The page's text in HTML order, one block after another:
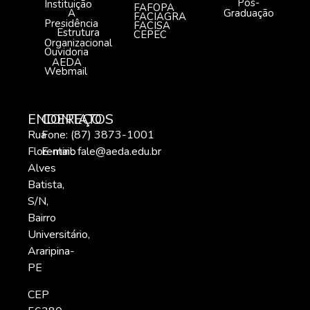
ENDEREÇO
Rua
Florentino
Alves
Batista,
S/N,
Bairro
Universitário,
Araripina-
PE
CEP
CONTATOS
Fone: (87) 3873-1001
E-mail:fale@aeda.edu.br
Instituição
A
Presidência
Estrutura
Organizacional
Ouvidoria
AEDA
Webmail
FAFOPA
FACIAGRA
FACISA
CEPEC
Pós-
Graduação